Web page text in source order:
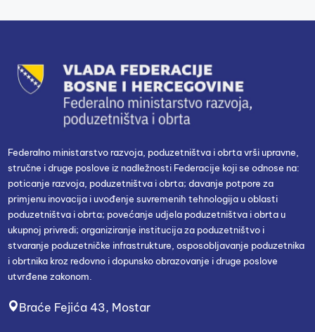
Federalno ministarstvo razvoja, poduzetništva i obrta vrši upravne,
stručne i druge poslove iz nadležnosti Federacije koji se odnose na:
poticanje razvoja, poduzetništva i obrta; davanje potpore za
primjenu inovacija i uvođenje suvremenih tehnologija u oblasti
poduzetništva i obrta; povećanje udjela poduzetništva i obrta u
ukupnoj privredi; organiziranje institucija za poduzetništvo i
stvaranje poduzetničke infrastrukture, osposobljavanje poduzetnika
i obrtnika kroz redovno i dopunsko obrazovanje i druge poslove
utvrđene zakonom.
Braće Fejića 43, Mostar